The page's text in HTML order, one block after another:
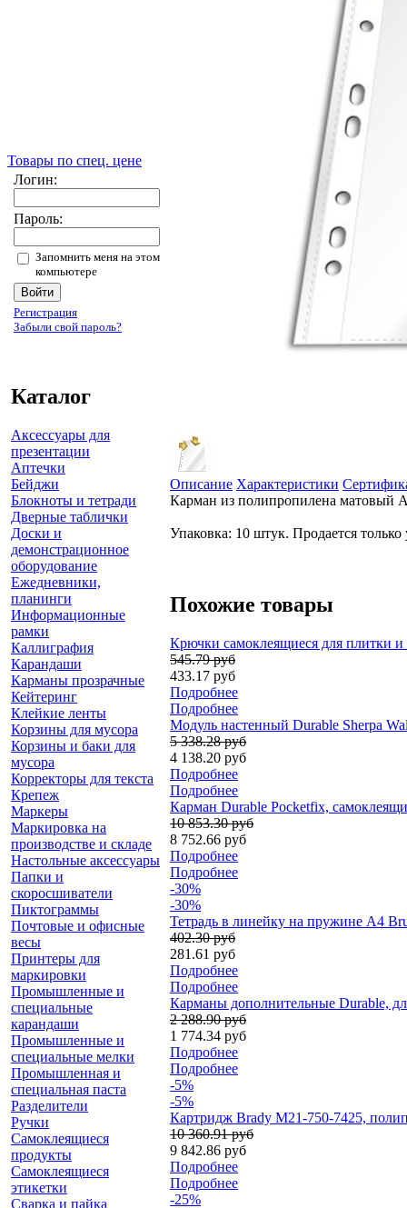
Товары по спец. цене
Логин:
Пароль:
Запомнить меня на этом
компьютере
Регистрация
Забыли свой пароль?
Каталог
Аксессуары для
презентации
Аптечки
Бейджи
Блокноты и тетради
Дверные таблички
Доски и
демонстрационное
оборудование
Ежедневники,
планинги
Информационные
рамки
Каллиграфия
Карандаши
Карманы прозрачные
Кейтеринг
Клейкие ленты
Корзины для мусора
Корзины и баки для
мусора
Корректоры для текста
Крепеж
Маркеры
Маркировка на
производстве и складе
Настольные аксессуары
Папки и
скоросшиватели
Пиктограммы
Почтовые и офисные
весы
Принтеры для
маркировки
Промышленные и
специальные
карандаши
Промышленные и
специальные мелки
Промышленная и
специальная паста
Разделители
Ручки
Самоклеящиеся
продукты
Самоклеящиеся
этикетки
Сварка и пайка
Описание Характеристики
Карман из полипропилена матовый
Упаковка: 10 штук. Продается
Похожие товары
Крючки самоклеящиеся для плитки и
545.79 руб
433.17 руб
Подробнее
Подробнее
Модуль настенный Durable Sherpa
5 338.28 руб
4 138.20 руб
Подробнее
Подробнее
Карман Durable Pocketfix,
10 853.30 руб
8 752.66 руб
Подробнее
Подробнее
-30%
-30%
Тетрадь в линейку на пружине А4
402.30 руб
281.61 руб
Подробнее
Подробнее
Карманы дополнительные Durable,
2 288.90 руб
1 774.34 руб
Подробнее
Подробнее
-5%
-5%
Картридж Brady M21-750-7425,
10 360.91 руб
9 842.86 руб
Подробнее
Подробнее
-25%